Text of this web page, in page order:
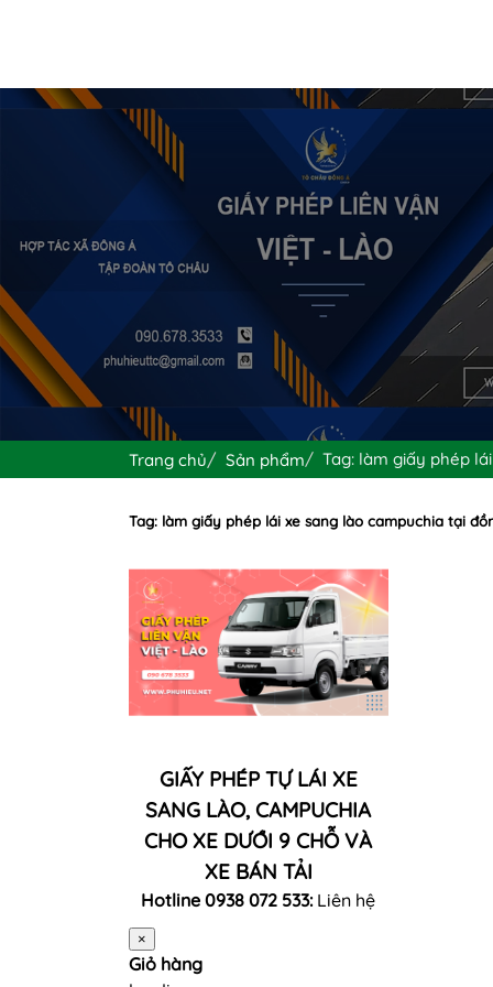
Trang chủ Sản phẩm Tag: làm giấy phép
Tag: làm giấy phép lái xe sang lào campuchia tại
GIẤY PHÉP TỰ LÁI XE
SANG LÀO, CAMPUCHIA
CHO XE DƯỚI 9 CHỖ VÀ
XE BÁN TẢI
Hotline 0938 072 533: Liên hệ
×
Giỏ hàng